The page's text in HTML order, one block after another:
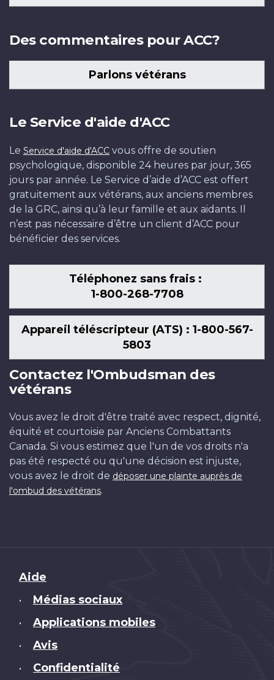
Des commentaires pour ACC?
Parlons vétérans
Le Service d'aide d'ACC
Le Service d'aide d'ACC vous offre de soutien
psychologique, disponible 24 heures par jour, 365
jours par année. Le Service d’aide d’ACC est offert
gratuitement aux vétérans, aux anciens membres
de la GRC, ainsi qu’à leur famille et aux aidants. Il
n’est pas nécessaire d’être un client d’ACC pour
bénéficier des services.
Téléphonez sans frais :
1-800-268-7708
Appareil téléscripteur (ATS) : 1-800-567-
5803
Contactez l'Ombudsman des
vétérans
Vous avez le droit d'être traité avec respect, dignité,
équité et courtoisie par Anciens Combattants
Canada. Si vous estimez que l'un de vos droits n'a
pas été respecté ou qu'une décision est injuste,
vous avez le droit de déposer une plainte auprès de
l'ombud des vétérans.
Brand
Aide
• Médias sociaux
• Applications mobiles
• Avis
• Confidentialité